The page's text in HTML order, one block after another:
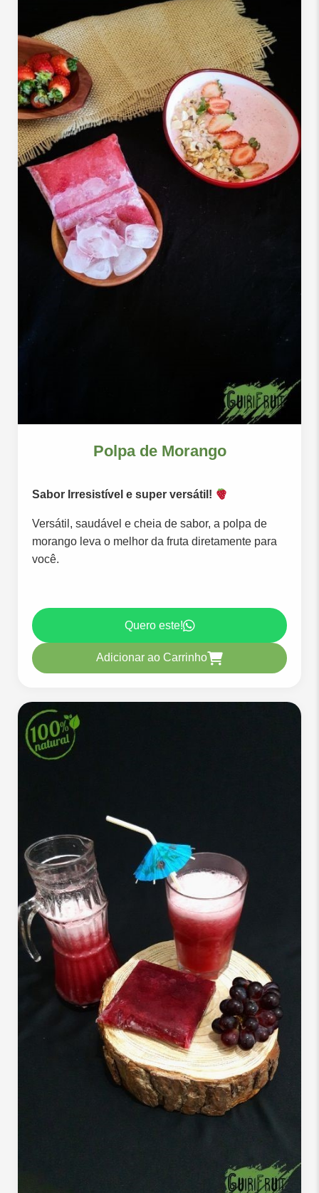
Polpa de Morango
Sabor Irresistível e super versátil!
Versátil, saudável e cheia de sabor, a polpa de
morango leva o melhor da fruta diretamente para
você.
Quero este!
Adicionar ao Carrinho